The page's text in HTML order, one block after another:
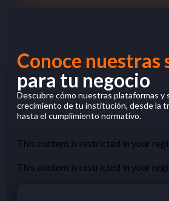
Conoce nuestras
para tu negocio
Descubre cómo nuestras plataformas y
crecimiento de tu institución, desde la
hasta el cumplimiento normativo.
This content is restricted in your
This content is restricted in your